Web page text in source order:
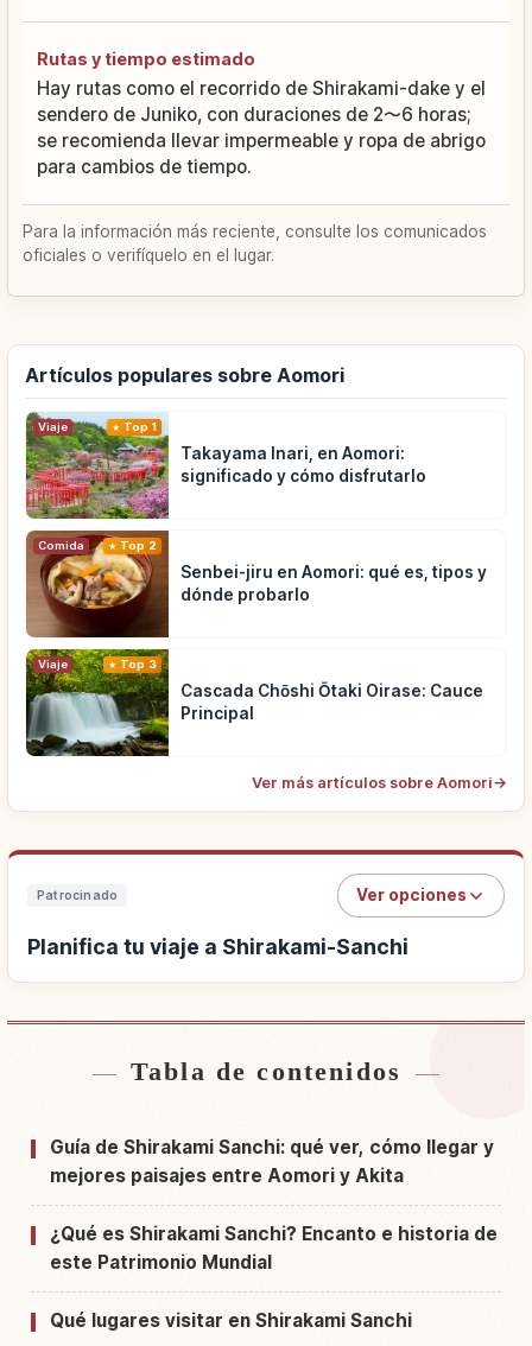
Rutas y tiempo estimado
Hay rutas como el recorrido de Shirakami-dake y el
sendero de Juniko, con duraciones de 2〜6 horas;
se recomienda llevar impermeable y ropa de abrigo
para cambios de tiempo.
Para la información más reciente, consulte los comunicados
oficiales o verifíquelo en el lugar.
Artículos populares sobre Aomori
Viaje Top 1
Takayama Inari, en Aomori:
significado y cómo disfrutarlo
Comida Top 2
Senbei-jiru en Aomori: qué es, tipos y
dónde probarlo
Viaje Top 3
Cascada Chōshi Ōtaki Oirase: Cauce
Principal
Ver más artículos sobre Aomori→
Patrocinado Ver opciones
Planifica tu viaje a Shirakami-Sanchi
Buscar alojamiento cerca de Shirakami-Sanchi
Buscar experiencias en Shirakami-Sanchi↗
Tabla de contenidos
Guía de Shirakami Sanchi: qué ver, cómo llegar y
mejores paisajes entre Aomori y Akita
¿Qué es Shirakami Sanchi? Encanto e historia de
este Patrimonio Mundial
Qué lugares visitar en Shirakami Sanchi